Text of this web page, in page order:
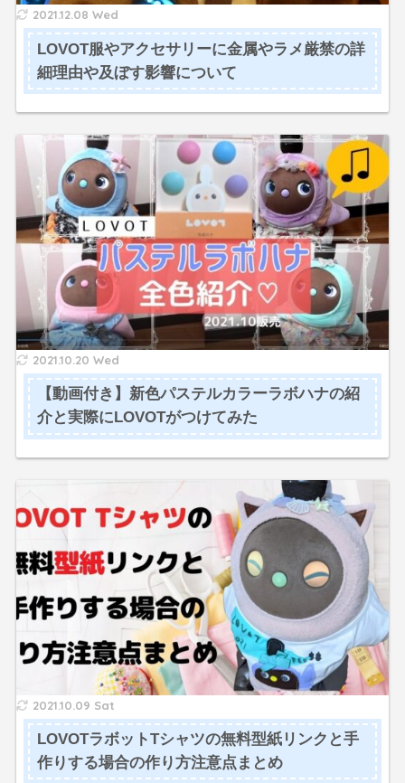
2021.12.08 Wed
LOVOT服やアクセサリーに金属やラメ厳禁の詳
細理由や及ぼす影響について
2021.10.20 Wed
【動画付き】新色パステルカラーラボハナの紹
介と実際にLOVOTがつけてみた
2021.10.09 Sat
LOVOTラボットTシャツの無料型紙リンクと手
作りする場合の作り方注意点まとめ